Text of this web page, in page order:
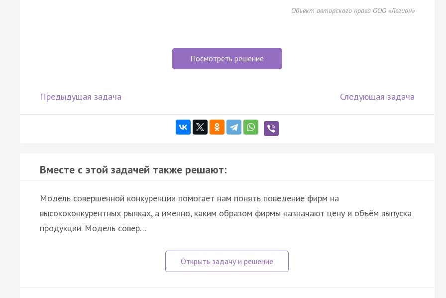
Объект авторского права ООО «Легион»
Посмотреть решение
Предыдущая задача Следующая задача
Вместе с этой задачей также решают:
Модель совершенной конкуренции помогает нам понять поведение фирм на
высококонкурентных рынках, а именно, каким образом фирмы назначают цену и объём выпуска
продукции. Модель совер…